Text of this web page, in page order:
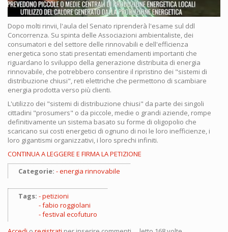
Dopo molti rinvii, l'aula del Senato riprenderà l'esame sul ddl
Concorrenza. Su spinta delle Associazioni ambientaliste, dei
consumatori e del settore delle rinnovabili e dell'efficienza
energetica sono stati presentati emendamenti importanti che
riguardano lo sviluppo della generazione distribuita di energia
rinnovabile, che potrebbero consentire il ripristino dei "sistemi di
distribuzione chiusi", reti elettriche che permettono di scambiare
energia prodotta verso più clienti.
L'utilizzo dei "sistemi di distribuzione chiusi" da parte dei singoli
cittadini "prosumers" o da piccole, medie o grandi aziende, rompe
definitivamente un sistema basato su forme di oligopolio che
scaricano sui costi energetici di ognuno di noi le loro inefficienze, i
loro gigantismi organizzativi, i loro sprechi infiniti.
CONTINUA A LEGGERE E FIRMA LA PETIZIONE
Categorie:
energia rinnovabile
Tags:
petizioni
fabio roggiolani
festival ecofuturo